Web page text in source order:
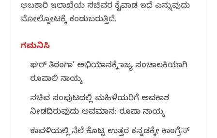
ಅಬಕಾರಿ ಇಲಾಖೆಯ ಸಚಿವರ ಕೈವಾಡ ಇದೆ ಎನ್ನುವುದು
ಮೋಲ್ನೋಟಕ್ಕೆ ಕಂಡುಬರುತ್ತಿದೆ.
ಗಮನಿಸಿ
ಘರ್ ತಿರಂಗಾ’ ಅಭಿಯಾನಕ್ಕೆ ರಾಜ್ಯ ಸಂಚಾಲಕಿಯಾಗಿ
ರೂಪಾಲಿ ನಾಯ್ಕ
ಸಚಿವ ಸಂಪುಟದಲ್ಲಿ ಮಹಿಳೆಯರಿಗೆ ಅವಕಾಶ
ನೀಡದಿರುವುದು ಅವಮಾನ: ರೂಪಾ ನಾಯ್ಕ
ಕರಾವಳಿಯಲ್ಲಿ ನೆಲೆ ಕೊಟ್ಟ ಉತ್ತರ ಕನ್ನಡಕ್ಕೇ ಕಾಂಗ್ರೆಸ್